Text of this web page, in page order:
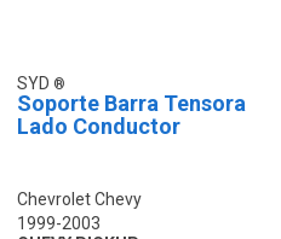
SYD
Soporte Barra Tensora
Lado Conductor
Chevrolet Chevy
1999-2003